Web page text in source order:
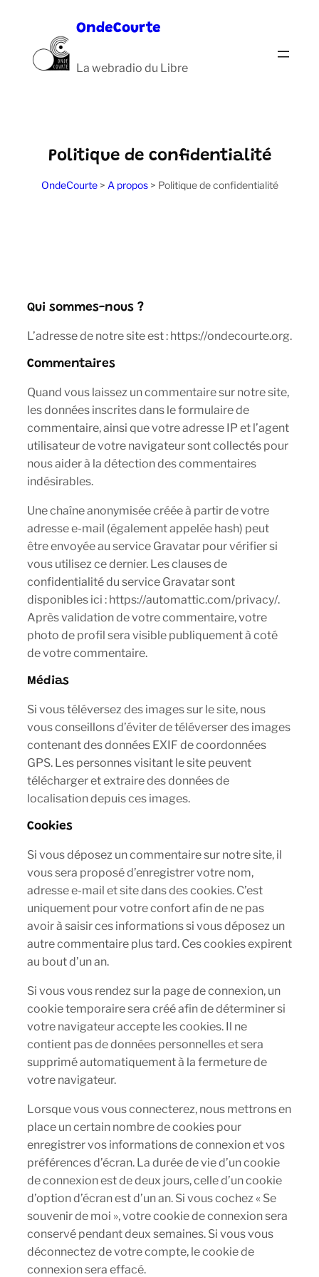
contenu
OndeCourte
La webradio du Libre
Politique de confidentialité
OndeCourte> A propos> Politique de confidentialité
Qui sommes-nous ?
L’adresse de notre site est : https://ondecourte.org.
Commentaires
Quand vous laissez un commentaire sur notre site,
les données inscrites dans le formulaire de
commentaire, ainsi que votre adresse IP et l’agent
utilisateur de votre navigateur sont collectés pour
nous aider à la détection des commentaires
indésirables.
Une chaîne anonymisée créée à partir de votre
adresse e-mail (également appelée hash) peut
être envoyée au service Gravatar pour vérifier si
vous utilisez ce dernier. Les clauses de
confidentialité du service Gravatar sont
disponibles ici : https://automattic.com/privacy/.
Après validation de votre commentaire, votre
photo de profil sera visible publiquement à coté
de votre commentaire.
Médias
Si vous téléversez des images sur le site, nous
vous conseillons d’éviter de téléverser des images
contenant des données EXIF de coordonnées
GPS. Les personnes visitant le site peuvent
télécharger et extraire des données de
localisation depuis ces images.
Cookies
Si vous déposez un commentaire sur notre site, il
vous sera proposé d’enregistrer votre nom,
adresse e-mail et site dans des cookies. C’est
uniquement pour votre confort afin de ne pas
avoir à saisir ces informations si vous déposez un
autre commentaire plus tard. Ces cookies expirent
au bout d’un an.
Si vous vous rendez sur la page de connexion, un
cookie temporaire sera créé afin de déterminer si
votre navigateur accepte les cookies. Il ne
contient pas de données personnelles et sera
supprimé automatiquement à la fermeture de
votre navigateur.
Lorsque vous vous connecterez, nous mettrons en
place un certain nombre de cookies pour
enregistrer vos informations de connexion et vos
préférences d’écran. La durée de vie d’un cookie
de connexion est de deux jours, celle d’un cookie
d’option d’écran est d’un an. Si vous cochez « Se
souvenir de moi », votre cookie de connexion sera
conservé pendant deux semaines. Si vous vous
déconnectez de votre compte, le cookie de
connexion sera effacé.